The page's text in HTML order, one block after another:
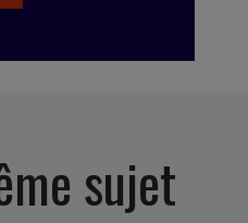
sujet